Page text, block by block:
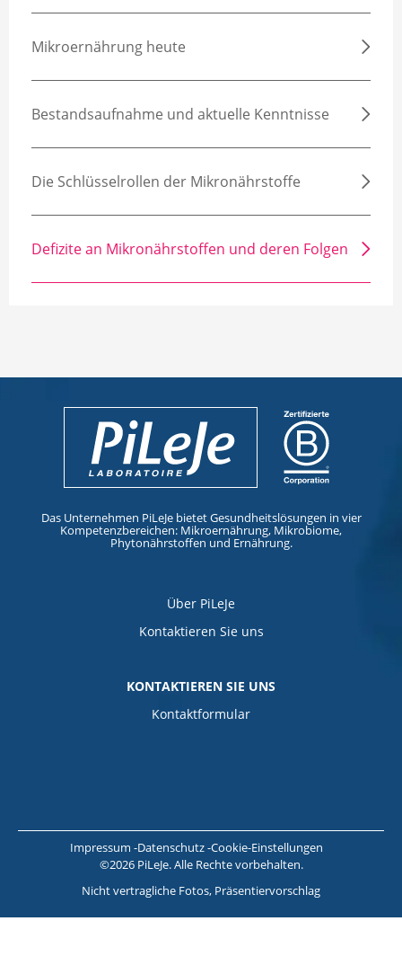
Mikroernährung heute
Bestandsaufnahme und aktuelle Kenntnisse
Die Schlüsselrollen der Mikronährstoffe
Defizite an Mikronährstoffen und deren Folgen
Das Unternehmen PiLeJe bietet Gesundheitslösungen in vier
Kompetenzbereichen: Mikroernährung, Mikrobiome,
Phytonährstoffen und Ernährung.
Über PiLeJe
Kontaktieren Sie uns
KONTAKTIEREN SIE UNS
Kontaktformular
Impressum Datenschutz Cookie-Einstellungen
©2026 PiLeJe. Alle Rechte vorbehalten.
Nicht vertragliche Fotos, Präsentiervorschlag